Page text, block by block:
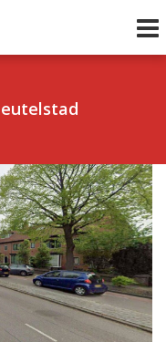
Volgend uur